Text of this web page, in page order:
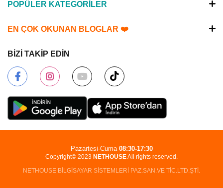
POPÜLER KATEGORİLER
EN ÇOK OKUNAN BLOGLAR ❤️
BİZİ TAKİP EDİN
Copyright© 2023 NETHOUSEAll rights reserved.
NETHOUSE BİLGİSAYAR SİSTEMLERİ PAZ.SAN.VE TİC.LTD.ŞTİ.
Pazartesi-Cuma 08:30-17:30